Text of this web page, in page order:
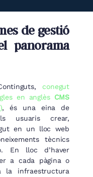
de gestió
panorama
conegut
en anglès CMS
), és una eina de
usuaris crear,
en un lloc web
tècnics
En lloc d’haver
a cada pàgina o
la infraestructura